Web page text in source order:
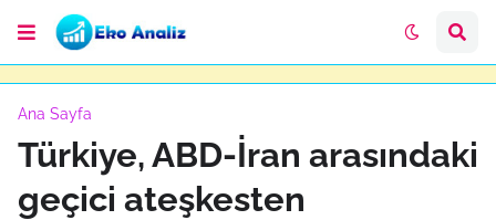
Ana Sayfa
Türkiye, ABD-İran arasındaki
geçici ateşkesten